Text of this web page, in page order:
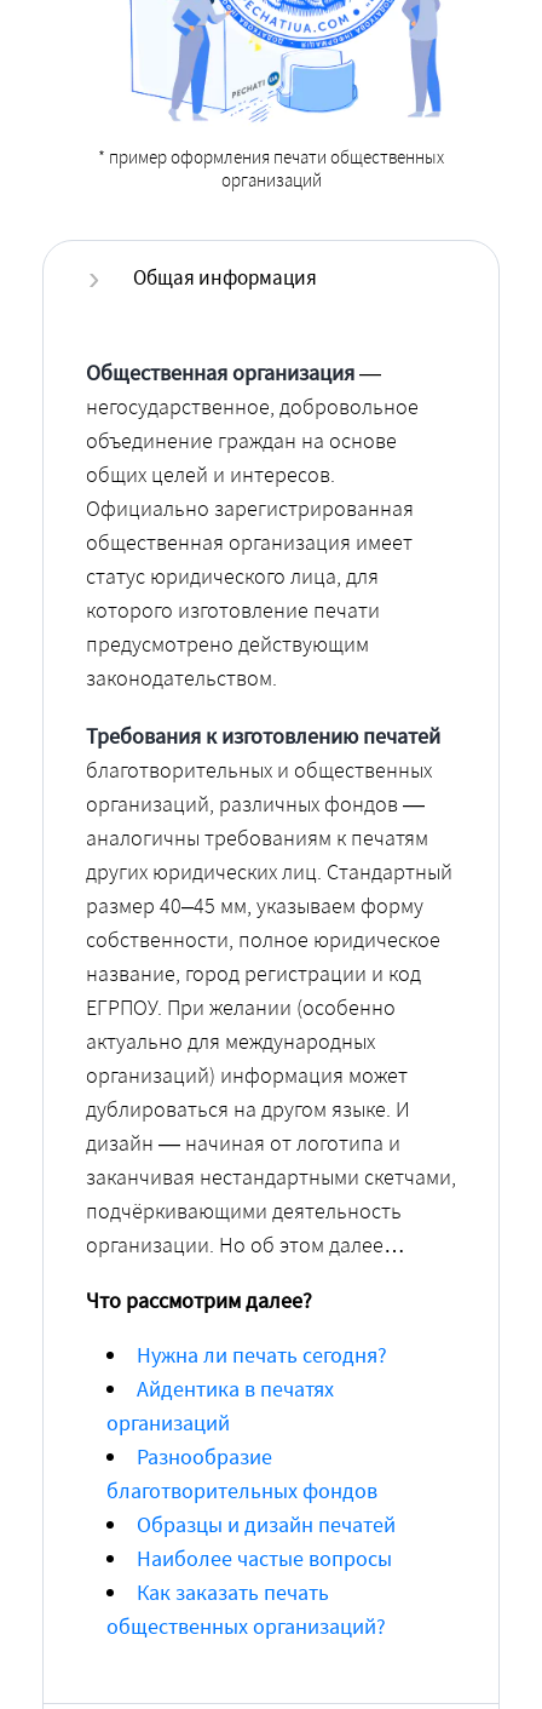
* пример оформления печати общественных
организаций
Общая информация
Общественная организация—
негосударственное, добровольное
объединение граждан на основе
общих целей и интересов.
Официально зарегистрированная
общественная организация имеет
статус юридического лица, для
которого изготовление печати
предусмотрено действующим
законодательством.
Требования к изготовлению печатей
благотворительных и общественных
организаций, различных фондов —
аналогичны требованиям к печатям
других юридических лиц. Стандартный
размер 40–45 мм, указываем форму
собственности, полное юридическое
название, город регистрации и код
ЕГРПОУ. При желании (особенно
актуально для международных
организаций) информация может
дублироваться на другом языке. И
дизайн — начиная от логотипа и
заканчивая нестандартными скетчами,
подчёркивающими деятельность
организации. Но об этом далее…
Что рассмотрим далее?
Нужна ли печать сегодня?
Айдентика в печатях
организаций
Разнообразие
благотворительных фондов
Образцы и дизайн печатей
Наиболее частые вопросы
Как заказать печать
общественных организаций?